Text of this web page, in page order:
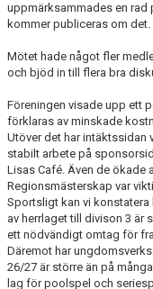
uppmärksammades en rad
kommer publiceras om det.
Mötet hade något fler
och bjöd in till flera bra
Föreningen visade upp ett
förklaras av minskade
Utöver det har intäktssidan
stabilt arbete på
Lisas Café. Även de ökade
Regionsmästerskap var
Sportsligt kan vi
av herrlaget till divison 3 är
ett nödvändigt omtag för
Däremot har
26/27 är större än på
lag för poolspel och